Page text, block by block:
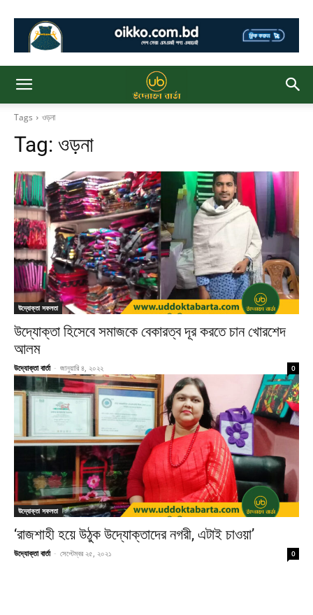
Tags ওড়না
Tag: ওড়না
উদ্যোক্তা সফলতা
উদ্যোক্তা হিসেবে সমাজকে বেকারত্ব দূর করতে চান খোরশেদ
আলম
উদ্যোক্তা বার্তা - জানুয়ারি ৪, ২০২২ 0
উদ্যোক্তা সফলতা
‘রাজশাহী হয়ে উঠুক উদ্যোক্তাদের নগরী, এটাই চাওয়া’
উদ্যোক্তা বার্তা - সেপ্টেম্বর ২৫, ২০২১ 0